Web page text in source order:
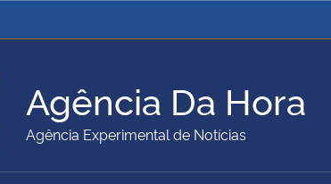
Ministério da Justiça e
Agricultura,
Ministério da Educação
Agência Da Hora
Agência Experimental de Notícias